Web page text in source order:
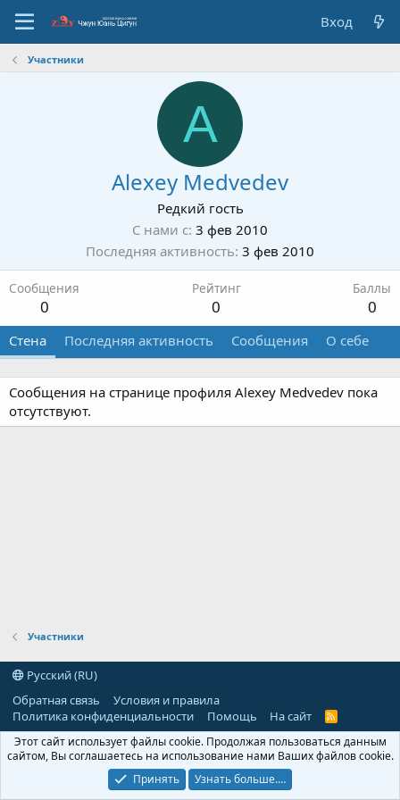
Вход
Участники
A
Alexey Medvedev
Редкий гость
С нами с 3 фев 2010
Последняя активность 3 фев 2010
Сообщения
0
Рейтинг
0
Баллы
0
Стена Последняя активность Сообщения О себе
Сообщения на странице профиля Alexey Medvedev пока
отсутствуют.
Участники
Русский (RU)
Обратная связь
Условия и правила
Политика конфиденциальности
Помощь На сайт
R
S
Этот сайт использует файлы cookie. Продолжая пользоваться данным
сайтом, Вы соглашаетесь на использование нами Ваших файлов cookie.
Принять
Узнать больше.…